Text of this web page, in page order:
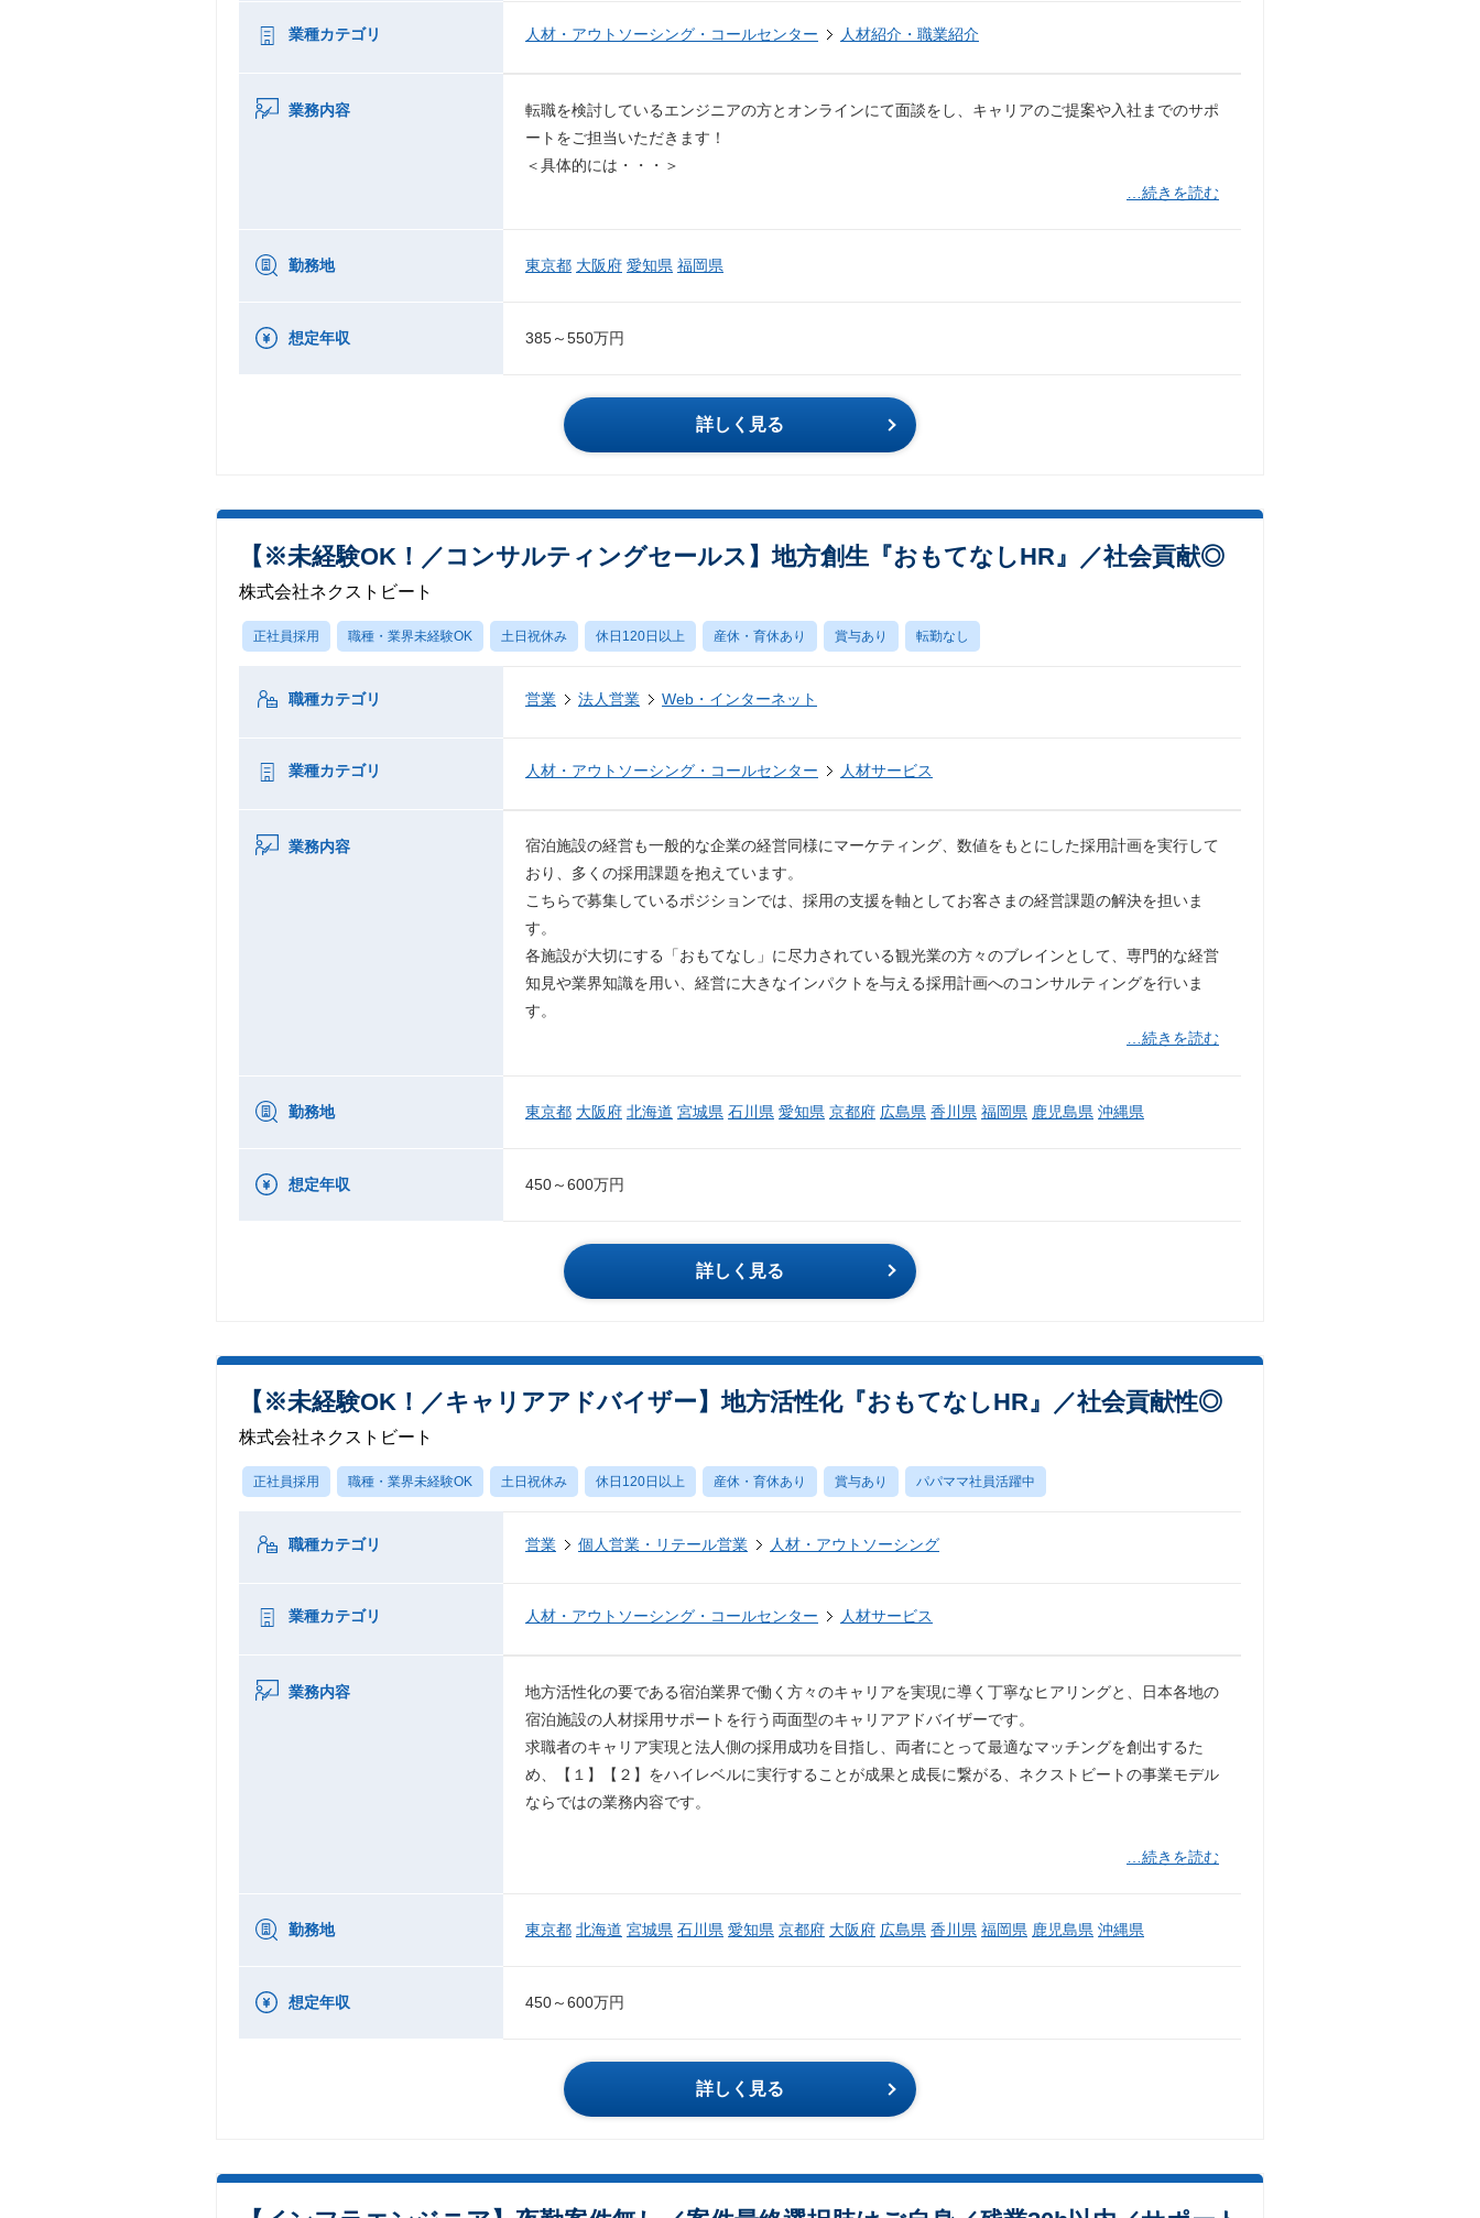
業種カテゴリ 人材・アウトソーシング・コールセンター 人材紹介・職業紹介
業務内容
転職を検討しているエンジニアの方とオンラインにて面談をし、キャリアのご提案や入社までのサポ
ートをご担当いただきます！
＜具体的には・・・＞
…続きを読む
勤務地 東京都 大阪府 愛知県 福岡県
想定年収 385～550万円
詳しく見る
【※未経験OK！／コンサルティングセールス】地方創生『おもてなしHR』／社会貢献◎
株式会社ネクストビート
正社員採用 職種・業界未経験OK 土日祝休み 休日120日以上 産休・育休あり 賞与あり 転勤なし
職種カテゴリ 営業 法人営業 Web・インターネット
業種カテゴリ 人材・アウトソーシング・コールセンター 人材サービス
業務内容
宿泊施設の経営も一般的な企業の経営同様にマーケティング、数値をもとにした採用計画を実行して
おり、多くの採用課題を抱えています。
こちらで募集しているポジションでは、採用の支援を軸としてお客さまの経営課題の解決を担いま
す。
各施設が大切にする「おもてなし」に尽力されている観光業の方々のブレインとして、専門的な経営
知見や業界知識を用い、経営に大きなインパクトを与える採用計画へのコンサルティングを行いま
す。
…続きを読む
勤務地 東京都 大阪府 北海道 宮城県 石川県 愛知県 京都府 広島県 香川県 福岡県 鹿児島県 沖縄県
想定年収 450～600万円
詳しく見る
【※未経験OK！／キャリアアドバイザー】地方活性化『おもてなしHR』／社会貢献性◎
株式会社ネクストビート
正社員採用 職種・業界未経験OK 土日祝休み 休日120日以上 産休・育休あり 賞与あり パパママ社員活躍中
職種カテゴリ 営業 個人営業・リテール営業 人材・アウトソーシング
業種カテゴリ 人材・アウトソーシング・コールセンター 人材サービス
業務内容
地方活性化の要である宿泊業界で働く方々のキャリアを実現に導く丁寧なヒアリングと、日本各地の
宿泊施設の人材採用サポートを行う両面型のキャリアアドバイザーです。
求職者のキャリア実現と法人側の採用成功を目指し、両者にとって最適なマッチングを創出するた
め、【１】【２】をハイレベルに実行することが成果と成長に繋がる、ネクストビートの事業モデル
ならではの業務内容です。
…続きを読む
勤務地 東京都 北海道 宮城県 石川県 愛知県 京都府 大阪府 広島県 香川県 福岡県 鹿児島県 沖縄県
想定年収 450～600万円
詳しく見る